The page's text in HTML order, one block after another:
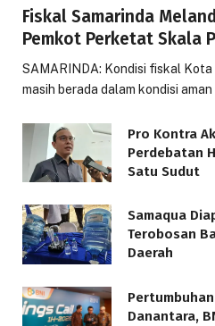
Fiskal Samarinda
Pemkot Perketat Skala
SAMARINDA: Kondisi fiskal
masih berada dalam kondisi
Pro Kontra
Perdebatan
Satu Sudut
Samaqua
Terobosan
Daerah
Danantara,